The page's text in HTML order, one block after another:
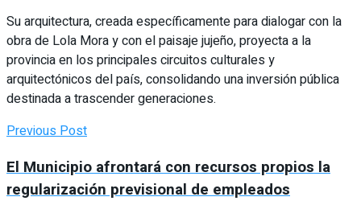
Su arquitectura, creada específicamente para dialogar con la
obra de Lola Mora y con el paisaje jujeño, proyecta a la
provincia en los principales circuitos culturales y
arquitectónicos del país, consolidando una inversión pública
destinada a trascender generaciones.
Previous Post
El Municipio afrontará con recursos propios la
regularización previsional de empleados